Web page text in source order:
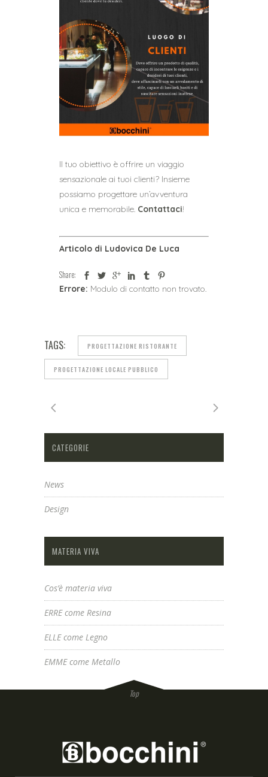
Il tuo obiettivo è offrire un viaggio
sensazionale ai tuoi clienti? Insieme
possiamo progettare un’avventura
unica e memorabile. Contattaci!
Articolo di Ludovica De Luca
Share:
Errore: Modulo di contatto non trovato.
TAGS: PROGETTAZIONE RISTORANTE
PROGETTAZIONE LOCALE PUBBLICO
CATEGORIE
News
Design
MATERIA VIVA
Cos’è materia viva
ERRE come Resina
ELLE come Legno
EMME come Metallo